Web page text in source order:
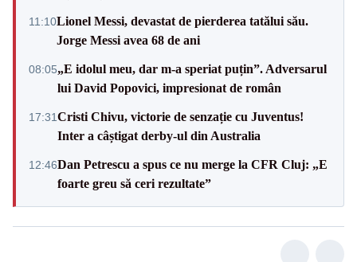
11:10Lionel Messi, devastat de pierderea tatălui său.
Jorge Messi avea 68 de ani
08:05„E idolul meu, dar m-a speriat puțin”. Adversarul
lui David Popovici, impresionat de român
17:31Cristi Chivu, victorie de senzație cu Juventus!
Inter a câștigat derby-ul din Australia
12:46Dan Petrescu a spus ce nu merge la CFR Cluj: „E
foarte greu să ceri rezultate”